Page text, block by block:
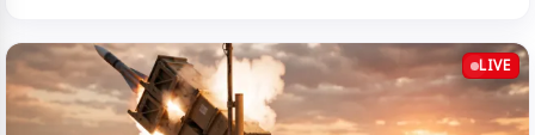
LIVE